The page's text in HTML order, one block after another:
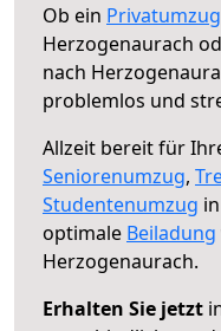
Ob ein Privatumzug
Herzogenaurach
nach
problemlos und
Allzeit bereit für
Seniorenumzug,
Studentenumzug
optimale Beiladung
Herzogenaurach.
Erhalten Sie jetzt